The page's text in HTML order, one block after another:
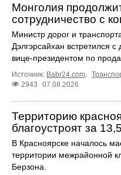
Монголия
сотрудничество с
Министр дорог и
Дэлгэрсайхан встретился
вице-президентом по
Источник: Babr24.com.
2943
07.08.2026
Территорию
благоустроят за
В Красноярске началось
территории межрайонной
Берзона.